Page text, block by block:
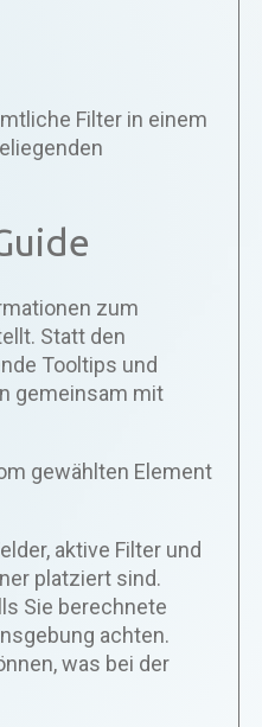
Filter in einem
zum
Statt den
Tooltips und
gemeinsam mit
gewählten Element
aktive Filter und
platziert sind.
Sie berechnete
achten.
was bei der